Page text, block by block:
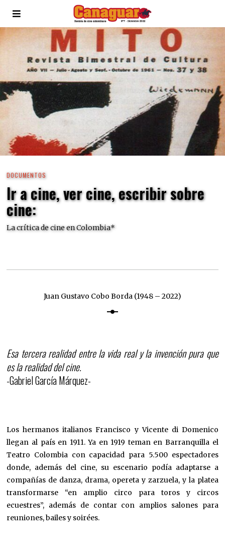
DOCUMENTOS
Ir a cine, ver cine, escribir sobre
cine:
La crítica de cine en Colombia*
Juan Gustavo Cobo Borda (1948 – 2022)
Esa tercera realidad entre la vida real y la invención pura que
es la realidad del cine.
-Gabriel García Márquez-
Los hermanos italianos Francisco y Vicente di Domenico
llegan al país en 1911. Ya en 1919 teman en Barranquilla el
Teatro Colombia con capacidad para 5.500 espectadores
donde, además del cine, su escenario podía adaptarse a
compañías de danza, drama, opereta y zarzuela, y la platea
transformarse “en amplio circo para toros y circos
ecuestres”, además de contar con amplios salones para
reuniones, bailes y soirées.